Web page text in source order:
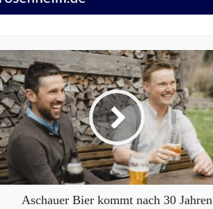
Aschauer Bier kommt nach 30 Jahren